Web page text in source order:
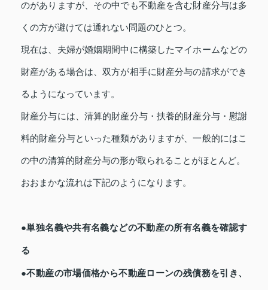
のがありますが、その中でも不動産を含む財産分与は多
くの方が避けては通れない問題のひとつ。
現在は、夫婦が婚姻期間中に構築したマイホームなどの
財産がある場合は、双方が相手に財産分与の請求ができ
るようになっています。
財産分与には、清算的財産分与・扶養的財産分与・慰謝
料的財産分与といった種類がありますが、一般的にはこ
の中の清算的財産分与の形が取られることがほとんど。
おおまかな流れは下記のようになります。
●単独名義や共有名義などの不動産の所有名義を確認す
る
●不動産の市場価格から不動産ローンの残債務を引き、